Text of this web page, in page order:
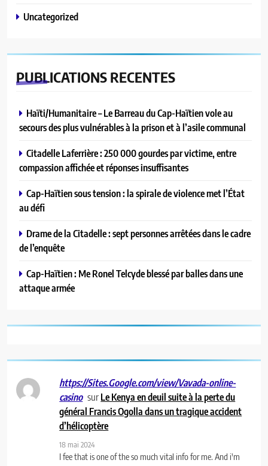
Uncategorized
PUBLICATIONS RECENTES
Haïti/Humanitaire – Le Barreau du Cap-Haïtien vole au
secours des plus vulnérables à la prison et à l’asile communal
Citadelle Laferrière : 250 000 gourdes par victime, entre
compassion affichée et réponses insuffisantes
Cap-Haïtien sous tension : la spirale de violence met l’État
au défi
Drame de la Citadelle : sept personnes arrêtées dans le cadre
de l’enquête
Cap-Haïtien : Me Ronel Telcyde blessé par balles dans une
attaque armée
https://Sites.Google.com/view/Vavada-online-
casino surLe Kenya en deuil suite à la perte du
général Francis Ogolla dans un tragique accident
d’hélicoptère
18 mai 2024
I fee that is one of the so much vital info for me. And i'm